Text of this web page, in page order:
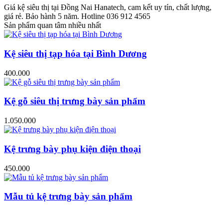
Giá kệ siêu thị tại Đồng Nai Hanatech, cam kết uy tín, chất lượng,
giá rẻ. Bảo hành 5 năm. Hotline 036 912 4565
Sản phẩm quan tâm nhiều nhất
Kệ siêu thị tạp hóa tại Bình Dương
400.000
Kệ gỗ siêu thị trưng bày sản phẩm
1.050.000
Kệ trưng bày phụ kiện điện thoại
450.000
Mẫu tủ kệ trưng bày sản phẩm